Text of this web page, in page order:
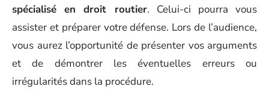
spécialisé en droit routier. Celui-ci pourra vous
assister et préparer votre défense. Lors de l’audience,
vous aurez l’opportunité de présenter vos arguments
et de démontrer les éventuelles erreurs ou
irrégularités dans la procédure.